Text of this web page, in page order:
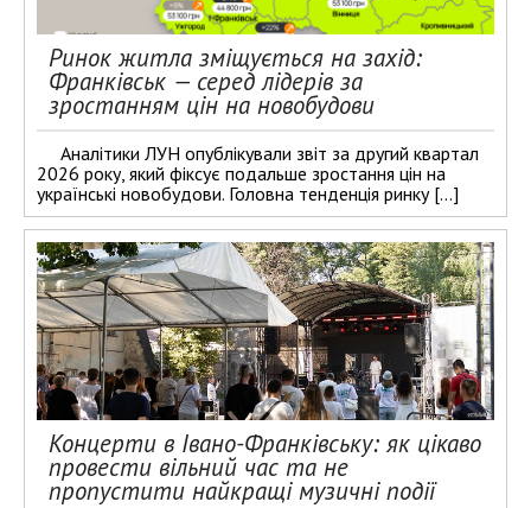
Ринок житла зміщується на захід:
Франківськ — серед лідерів за
зростанням цін на новобудови
Аналітики ЛУН опублікували звіт за другий квартал
2026 року, який фіксує подальше зростання цін на
українські новобудови. Головна тенденція ринку […]
Концерти в Івано-Франківську: як цікаво
провести вільний час та не
пропустити найкращі музичні події